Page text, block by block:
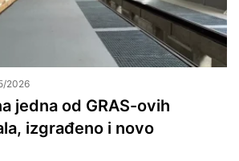
2026
jedna od GRAS-ovih
izgrađeno i novo